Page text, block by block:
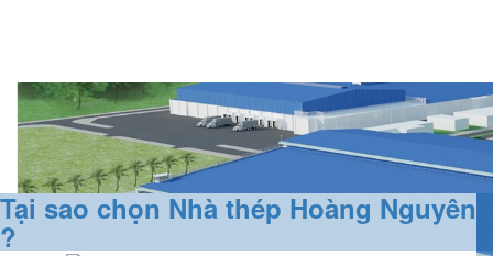
Tại sao chọn Nhà thép Hoàng Nguyên
?